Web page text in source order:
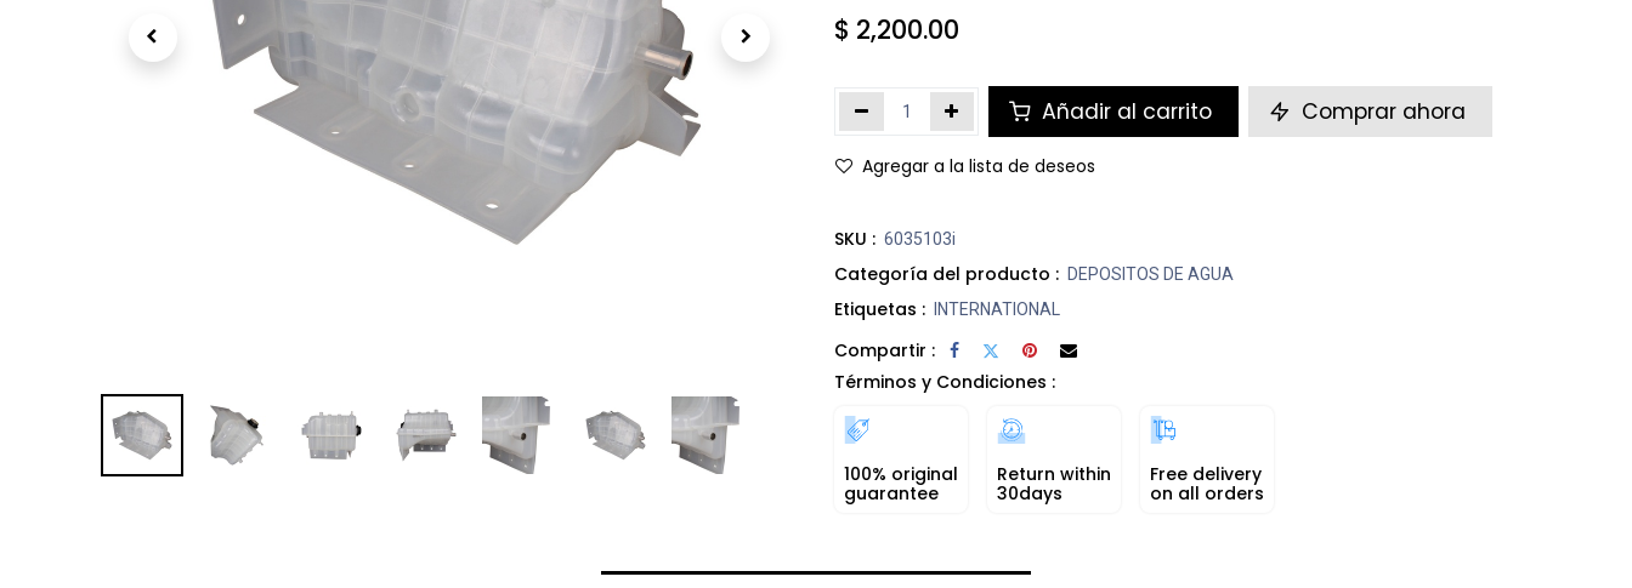
$ 2,200.00
Añadir al carrito Comprar ahora
Agregar a la lista de deseos
SKU : 6035103i
Categoría del producto : DEPOSITOS DE AGUA
Etiquetas : INTERNATIONAL
Compartir :
Términos y Condiciones :
100% original
guarantee
Return within
30days
Free delivery
on all orders